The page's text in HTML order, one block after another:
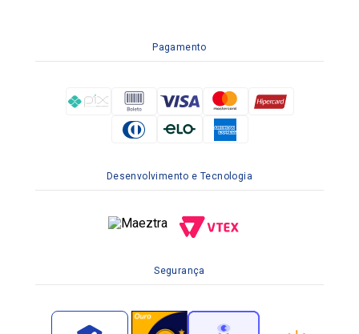
Pagamento
Desenvolvimento e Tecnologia
Segurança